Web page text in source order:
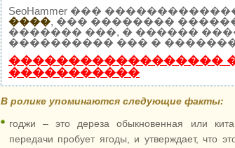
SeoHammer ���
����, ��� ��������
������� ���, � ������
���������� ��� �
������������������
�����������
В ролике упоминаются следующие факты:
годжи – это дереза обыкновенная или
передачи пробует ягоды, и утверждает, что